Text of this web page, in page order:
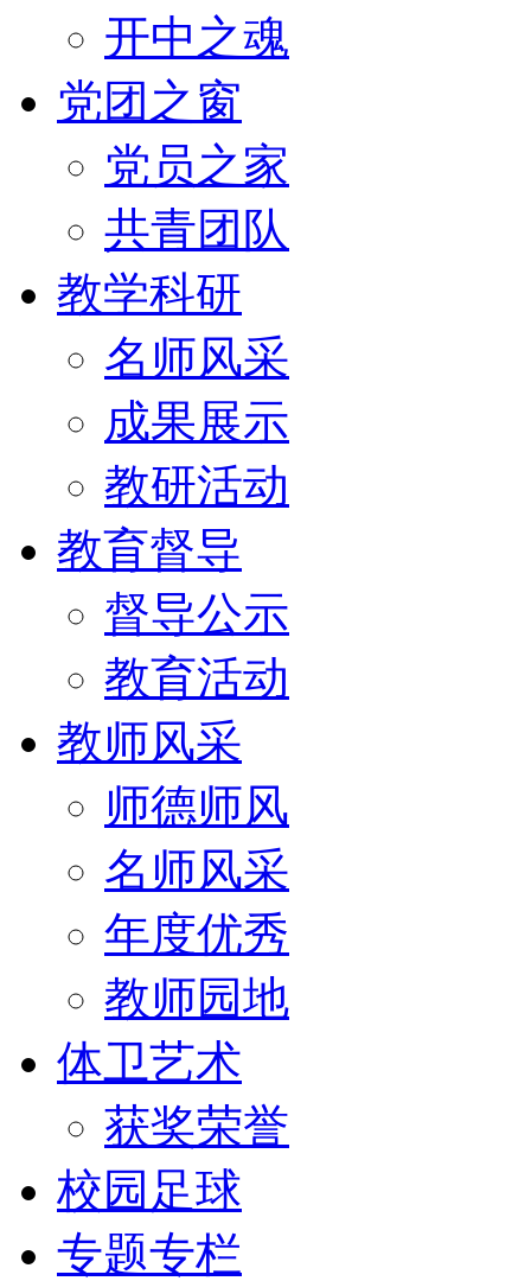
开中之魂
党团之窗
党员之家
共青团队
教学科研
名师风采
成果展示
教研活动
教育督导
督导公示
教育活动
教师风采
师德师风
名师风采
年度优秀
教师园地
体卫艺术
获奖荣誉
校园足球
专题专栏